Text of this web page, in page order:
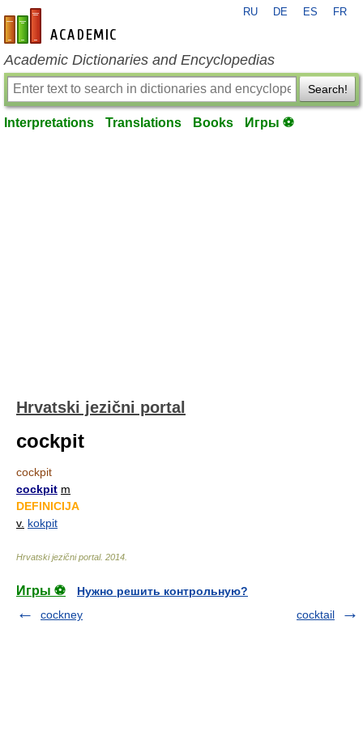
en-academic.com
RU DE ES FR
Academic Dictionaries and Encyclopedias
Search!
Interpretations Translations Books Игры ⚽
Hrvatski jezični portal
cockpit
cockpit
cockpit m
DEFINICIJA
v. kokpit
Hrvatski jezični portal. 2014
Игры ⚽
Нужно решить контрольную?
cockney
cocktail